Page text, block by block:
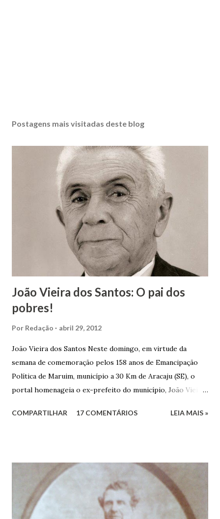
Postagens mais visitadas deste blog
João Vieira dos Santos: O pai dos
pobres!
Por Redação abril 29, 2012
João Vieira dos Santos Neste domingo, em virtude da
semana de comemoração pelos 158 anos de Emancipação
Política de Maruim, município a 30 Km de Aracaju (SE), o
portal homenageia o ex-prefeito do município, João Vieira
Vieira dos Santos e Arlinda Barroso dos Santos, nasceu em
infância pobre, João Vieira não pôde se dedicar aos
estudos, e então passou a colocar o trabalho em primeiro
plano para auxiliar na renda familiar. No comércio foi
garçon, dono de bar, de armarinho e depois de uma
COMPARTILHAR 17 COMENTÁRIOS LEIA MAIS »